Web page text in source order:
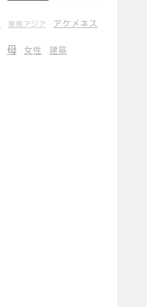
東南アジア アケメネス
母 女性 建築